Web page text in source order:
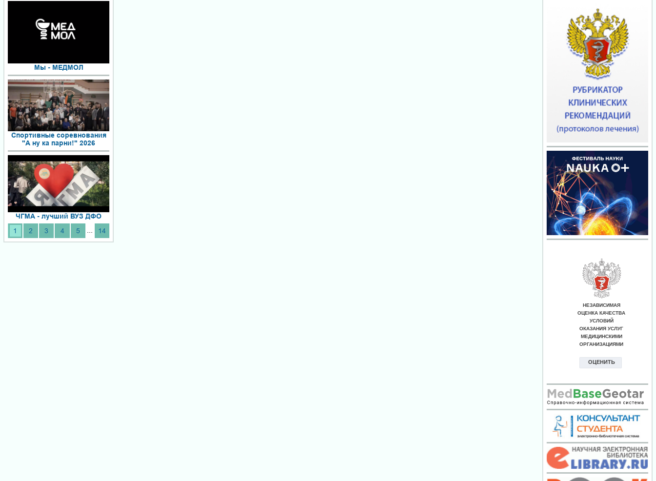
Мы - МЕДМОЛ
Спортивные соревнования
"А ну ка парни!" 2026
ЧГМА - лучший ВУЗ ДФО
1
2 3 4 5 ... 14